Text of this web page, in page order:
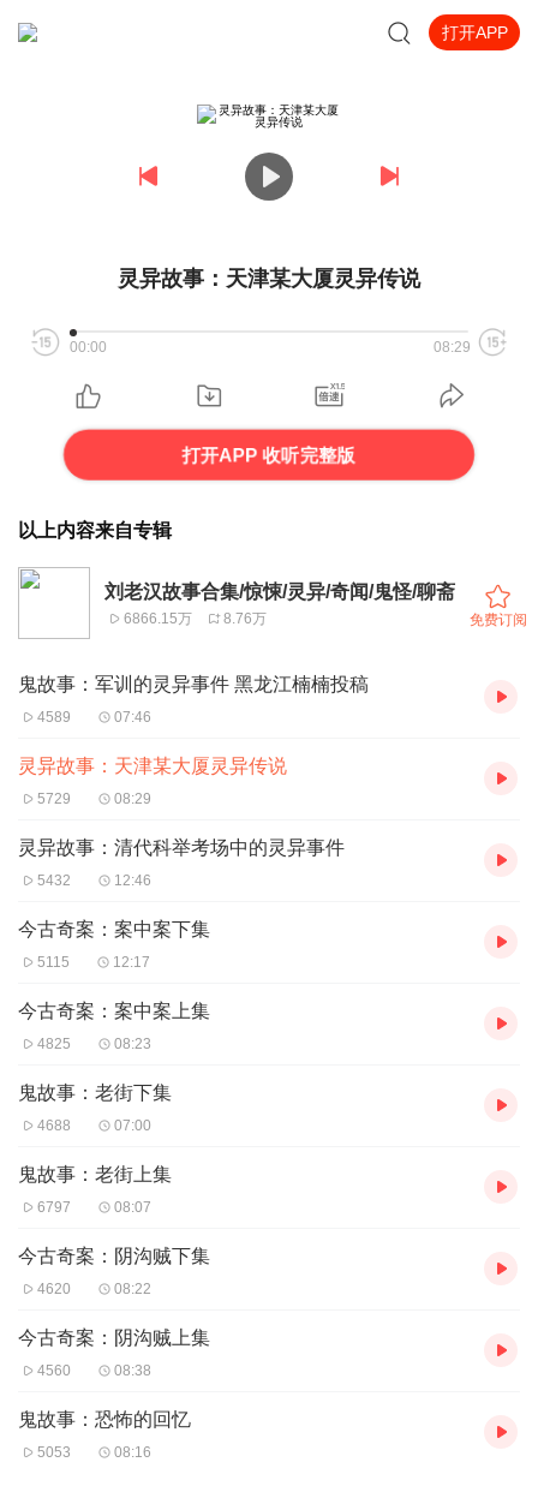
打开APP
灵异故事：天津某大厦灵异传说
00:00 08:29
打开APP 收听完整版
以上内容来自专辑
刘老汉故事合集/惊悚/灵异/奇闻/鬼怪/聊斋
6866.15万 8.76万 免费订阅
鬼故事：军训的灵异事件 黑龙江楠楠投稿
4589 07:46
灵异故事：天津某大厦灵异传说
5729 08:29
灵异故事：清代科举考场中的灵异事件
5432 12:46
今古奇案：案中案下集
5115 12:17
今古奇案：案中案上集
4825 08:23
鬼故事：老街下集
4688 07:00
鬼故事：老街上集
6797 08:07
今古奇案：阴沟贼下集
4620 08:22
今古奇案：阴沟贼上集
4560 08:38
鬼故事：恐怖的回忆
5053 08:16